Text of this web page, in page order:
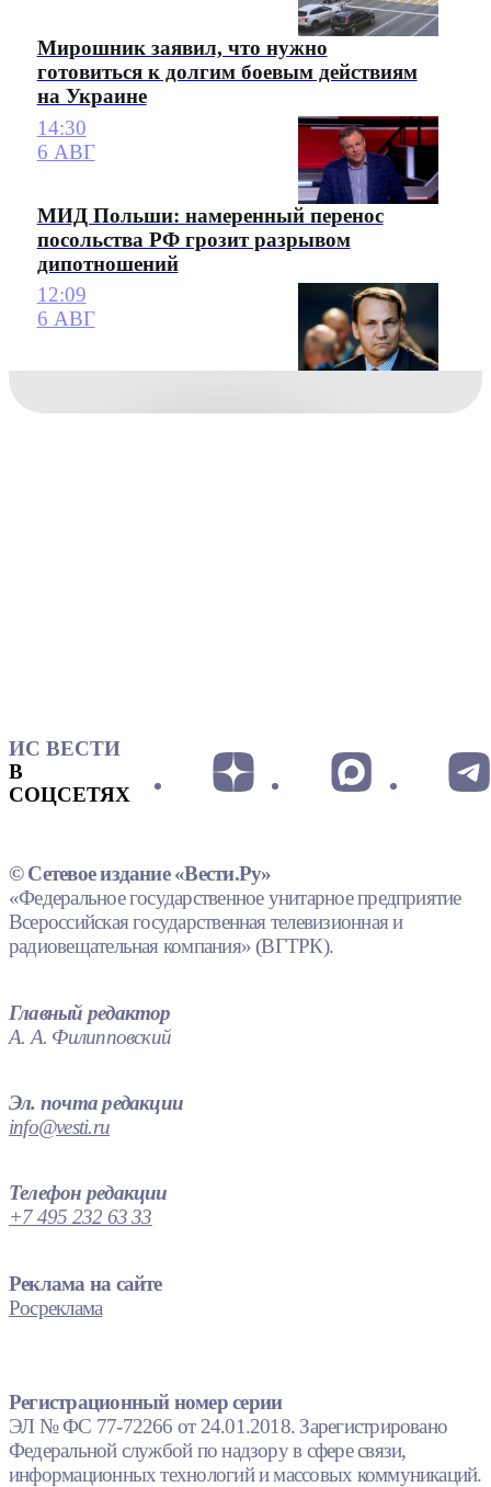
Мирошник заявил, что нужно
готовиться к долгим боевым действиям
на Украине
14:30
6 АВГ
МИД Польши: намеренный перенос
посольства РФ грозит разрывом
дипотношений
12:09
6 АВГ
ИС ВЕСТИ
В
СОЦСЕТЯХ
© Сетевое издание «Вести.Ру»
«Федеральное государственное унитарное предприятие
Всероссийская государственная телевизионная и
радиовещательная компания» (ВГТРК).
Главный редактор
А. А. Филипповский
Эл. почта редакции
info@vesti.ru
Телефон редакции
+7 495 232 63 33
Реклама на сайте
Росреклама
Регистрационный номер серии
ЭЛ № ФС 77-72266 от 24.01.2018. Зарегистрировано
Федеральной службой по надзору в сфере связи,
информационных технологий и массовых коммуникаций.